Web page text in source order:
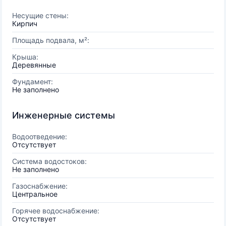
Несущие стены:
Кирпич
Площадь подвала, м²:
Крыша:
Деревянные
Фундамент:
Не заполнено
Инженерные системы
Водоотведение:
Отсутствует
Система водостоков:
Не заполнено
Газоснабжение:
Центральное
Горячее водоснабжение:
Отсутствует